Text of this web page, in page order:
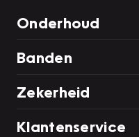
Onderhoud
Banden
Zekerheid
Klantenservice